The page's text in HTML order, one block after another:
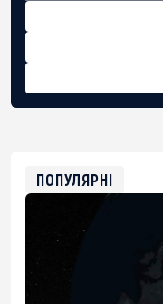
ПОПУЛЯРНІ